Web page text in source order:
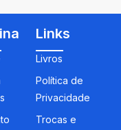
Links
Livros
Política de
Privacidade
Trocas e